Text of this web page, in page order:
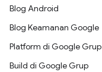
Blog Android
Blog Keamanan Google
Platform di Google Grup
Build di Google Grup